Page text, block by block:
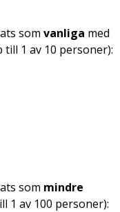
som vanliga med
1 av 10 personer):
som mindre
1 av 100 personer):